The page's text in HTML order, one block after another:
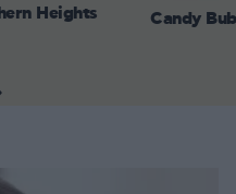
Heights Candy